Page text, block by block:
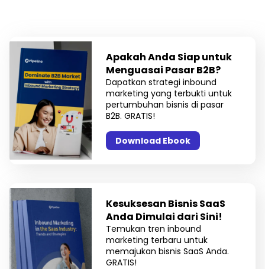
Apakah Anda Siap untuk
Menguasai Pasar B2B?
Dapatkan strategi inbound
marketing yang terbukti untuk
pertumbuhan bisnis di pasar
B2B. GRATIS!
Download Ebook
Kesuksesan Bisnis SaaS
Anda Dimulai dari Sini!
Temukan tren inbound
marketing terbaru untuk
memajukan bisnis SaaS Anda.
GRATIS!